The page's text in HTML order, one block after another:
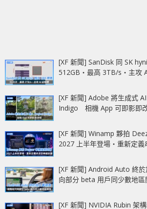
[XF 新聞] SanDisk 同 SK
512GB‧最高 3TB/s‧主攻
[XF 新聞] Adobe 將生成式
Indigo 相機 App 可即影即
[XF 新聞] Winamp 夥拍
2027 上半年登場‧重新定義
[XF 新聞] Android Auto 終
向部分 beta 用戶同少數地區
[XF 新聞] NVIDIA Rubin 架